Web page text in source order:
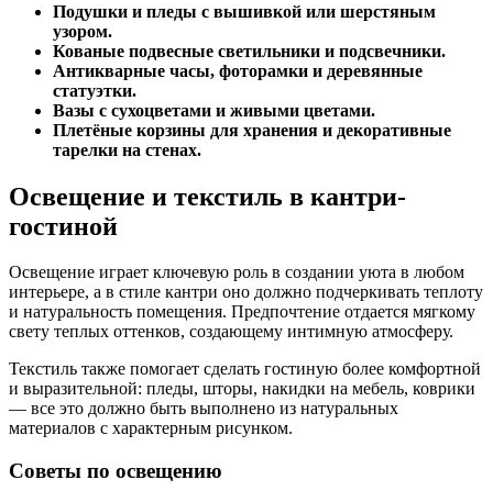
Подушки и пледы с вышивкой или шерстяным
узором.
Кованые подвесные светильники и подсвечники.
Антикварные часы, фоторамки и деревянные
статуэтки.
Вазы с сухоцветами и живыми цветами.
Плетёные корзины для хранения и декоративные
тарелки на стенах.
Освещение и текстиль в кантри-
гостиной
Освещение играет ключевую роль в создании уюта в любом
интерьере, а в стиле кантри оно должно подчеркивать теплоту
и натуральность помещения. Предпочтение отдается мягкому
свету теплых оттенков, создающему интимную атмосферу.
Текстиль также помогает сделать гостиную более комфортной
и выразительной: пледы, шторы, накидки на мебель, коврики
— все это должно быть выполнено из натуральных
материалов с характерным рисунком.
Советы по освещению